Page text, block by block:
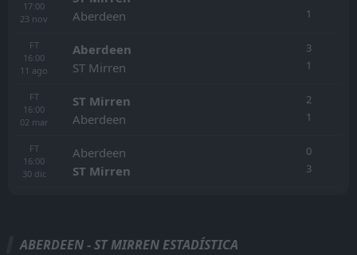
17:00
23 nov
Aberdeen
1
FT
16:00
11 ago
Aberdeen
ST Mirren
3
1
FT
16:00
02 mar
ST Mirren
Aberdeen
2
1
FT
16:00
30 dic
Aberdeen
ST Mirren
0
3
ABERDEEN - ST MIRREN ESTADÍSTICA